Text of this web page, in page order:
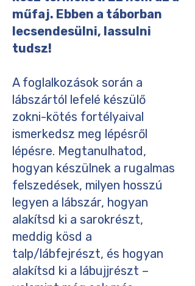
műfaj. Ebben a táborban
lecsendesülni, lassulni
tudsz!
A foglalkozások során a
lábszártól lefelé készülő
zokni-kötés fortélyaival
ismerkedsz meg lépésről
lépésre. Megtanulhatod,
hogyan készülnek a rugalmas
felszedések, milyen hosszú
legyen a lábszár, hogyan
alakítsd ki a sarokrészt,
meddig kösd a
talp/lábfejrészt, és hogyan
alakítsd ki a lábujjrészt –